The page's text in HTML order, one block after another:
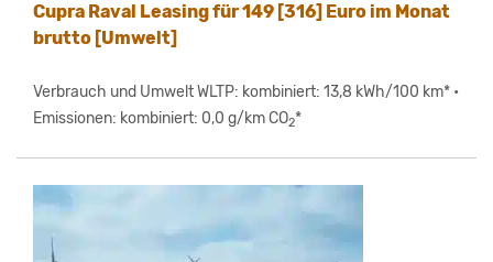
Cupra Raval Leasing für 149 [316] Euro im Monat
brutto [Umwelt]
Verbrauch und Umwelt WLTP: kombiniert: 13,8 kWh/100 km* •
Emissionen: kombiniert: 0,0 g/km CO2*